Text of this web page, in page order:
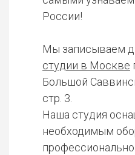
России!
Мы записываем
студии в Москве
Большой
стр. 3.
Наша студия
необходимым